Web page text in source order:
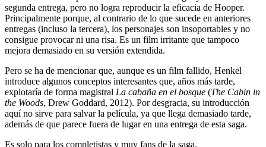
segunda entrega, pero no logra reproducir la eficacia de Hooper.
Principalmente porque, al contrario de lo que sucede en anteriores
entregas (incluso la tercera), los personajes son insoportables y no
consigue provocar ni una risa. Es un film irritante que tampoco
mejora demasiado en su versión extendida.
Pero se ha de mencionar que, aunque es un film fallido, Henkel
introduce algunos conceptos interesantes que, años más tarde,
explotaría de forma magistral La cabaña en el bosque (The Cabin in
the Woods, Drew Goddard, 2012). Por desgracia, su introducción
aquí no sirve para salvar la película, ya que llega demasiado tarde,
además de que parece fuera de lugar en una entrega de esta saga.
Es solo para los completistas y muy fans de la saga.